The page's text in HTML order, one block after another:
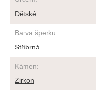
Dětské
Barva šperku:
Stříbrná
Kámen:
Zirkon